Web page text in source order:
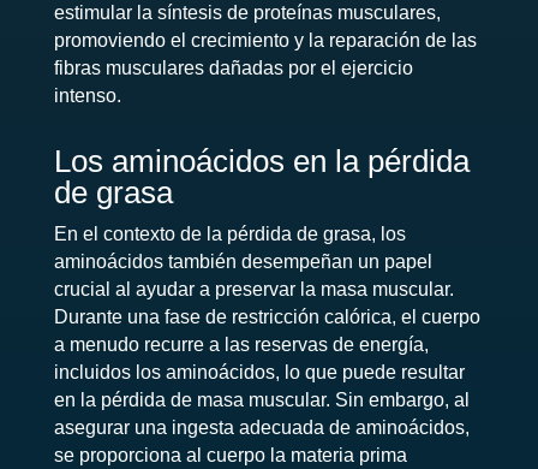
estimular la síntesis de proteínas musculares,
promoviendo el crecimiento y la reparación de las
fibras musculares dañadas por el ejercicio
intenso.
Los aminoácidos en la pérdida
de grasa
En el contexto de la pérdida de grasa, los
aminoácidos también desempeñan un papel
crucial al ayudar a preservar la masa muscular.
Durante una fase de restricción calórica, el cuerpo
a menudo recurre a las reservas de energía,
incluidos los aminoácidos, lo que puede resultar
en la pérdida de masa muscular. Sin embargo, al
asegurar una ingesta adecuada de aminoácidos,
se proporciona al cuerpo la materia prima